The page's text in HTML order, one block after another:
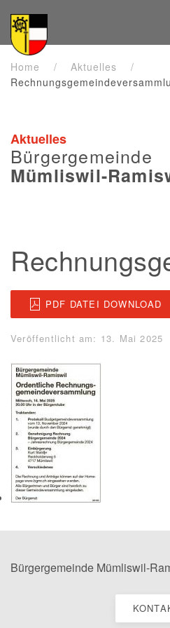
Zum Hauptinhalt springen
Home
Aktuelles
Aktuelles
Bürgergemeinde
Mümliswil-
PDF DATEI DOWNLOAD
Veröffentlicht am: 13. Mai 2025
Bürgergemeinde Mümliswil-